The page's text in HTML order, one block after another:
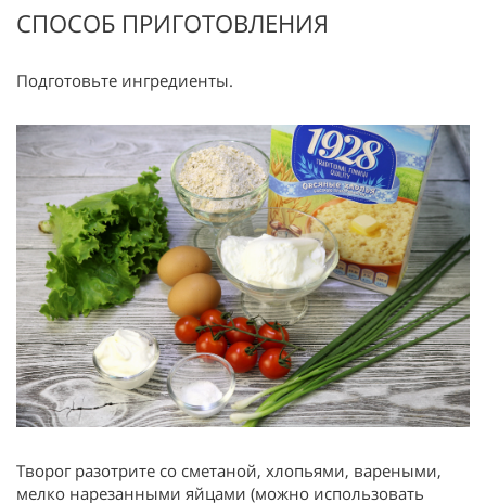
СПОСОБ ПРИГОТОВЛЕНИЯ
Подготовьте ингредиенты.
Творог разотрите со сметаной, хлопьями, вареными,
мелко нарезанными яйцами (можно использовать